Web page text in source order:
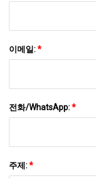
이메일:*
전화/WhatsApp:*
주제:*